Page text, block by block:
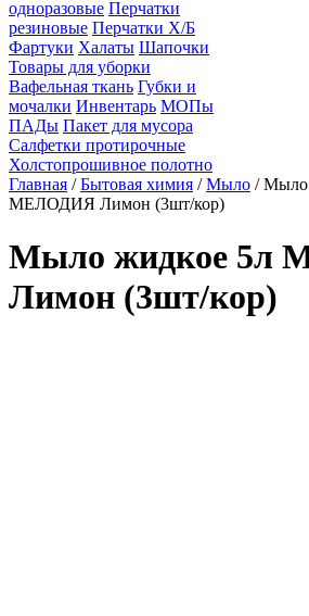
одноразовые Перчатки
резиновые Перчатки Х/Б
Фартуки Халаты Шапочки
Товары для уборки
Вафельная ткань Губки и
мочалки Инвентарь МОПы
ПАДы Пакет для мусора
Салфетки протирочные
Холстопрошивное полотно
Главная /Бытовая химия /Мыло / Мыло
МЕЛОДИЯ Лимон (3шт/кор)
Мыло жидкое 5л
Лимон (3шт/кор)